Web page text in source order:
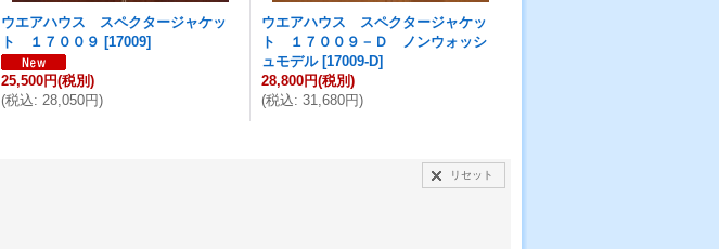
ウエアハウス スペクタージャケッ
ト １７００９ [17009]
25,500円(税別)
(税込: 28,050円)
ウエアハウス スペクタージャケッ
ト １７００９－Ｄ ノンウォッシ
ュモデル [17009-D]
28,800円(税別)
(税込: 31,680円)
リセット